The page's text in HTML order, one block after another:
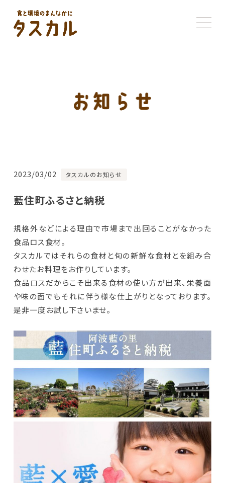
2023/03/02 タスカルのお知らせ
藍住町ふるさと納税
規格外などによる理由で市場まで出回ることがなかった
食品ロス食材。
タスカルではそれらの食材と旬の新鮮な食材とを組み合
わせたお料理をお作りしています。
食品ロスだからこそ出来る食材の使い方が出来、栄養面
や味の面でもそれに伴う様な仕上がりとなっております。
是非一度お試し下さいませ。